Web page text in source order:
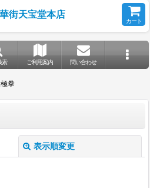
街天宝堂本店
カート
索 ご利用案内 問い合わせ
拳
表示順変更